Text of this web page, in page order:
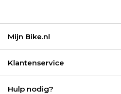
Mijn Bike.nl
Klantenservice
Hulp nodig?